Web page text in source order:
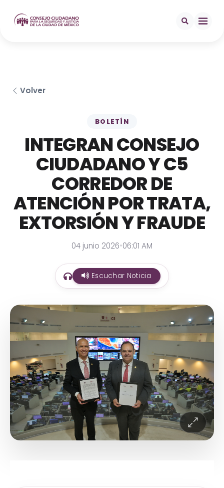
Volver
BOLETÍN
INTEGRAN CONSEJO
CIUDADANO Y C5
CORREDOR DE
ATENCIÓN POR TRATA,
EXTORSIÓN Y FRAUDE
04 junio 2026•06:01 AM
Escuchar Noticia